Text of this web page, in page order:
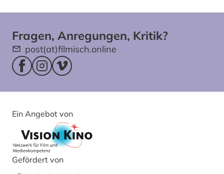
Fragen, Anregungen, Kritik?
post(at)filmisch.online
Facebookseite (öffnet im neuen Fenster)
Instagram (öffnet im neuen Fenster)
Vimeo (öffnet im neuen Fenster)
Ein Angebot von
Gefördert von